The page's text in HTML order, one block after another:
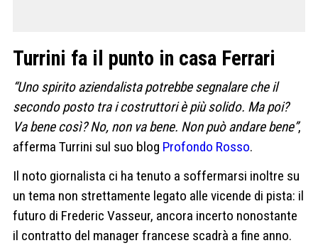
Turrini fa il punto in casa Ferrari
“Uno spirito aziendalista potrebbe segnalare che il
secondo posto tra i costruttori è più solido. Ma poi?
Va bene così?No, non va bene. Non può andare bene”,
afferma Turrini sul suo blog Profondo Rosso.
Il noto giornalista ci ha tenuto a soffermarsi inoltre su
un tema non strettamente legato alle vicende di pista: il
futuro di Frederic Vasseur, ancora incerto nonostante
il contratto del manager francese scadrà a fine anno.